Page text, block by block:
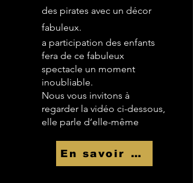
des pirates avec un décor
fabuleux.
a participation des enfants
fera de ce fabuleux
spectacle un moment
inoubliable.
Nous vous invitons à
regarder la vidéo ci-dessous,
elle parle d’elle-même
En savoir Plus